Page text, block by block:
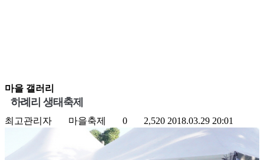
마을 갤러리
하례리 생태축제
최고관리자 마을축제 0 2,520 2018.03.29 20:01